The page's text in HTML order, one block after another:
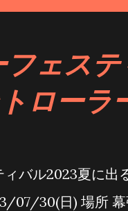
フェス
ローラ
ィバル2023夏に
07/30(日) 場所 幕